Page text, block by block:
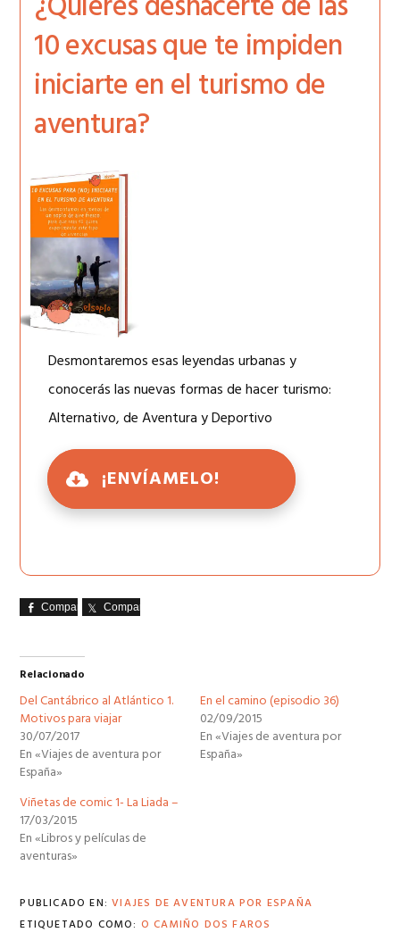
10 excusas que te impiden
iniciarte en el turismo de
aventura?
Desmontaremos esas leyendas urbanas y
conocerás las nuevas formas de hacer turismo:
Alternativo, de Aventura y Deportivo
¡ENVÍAMELO!
Comparte Comparte
Relacionado
Del Cantábrico al Atlántico 1.
Motivos para viajar
30/07/2017
En «Viajes de aventura por
España»
En el camino (episodio 36)
02/09/2015
En «Viajes de aventura por
España»
Viñetas de comic 1- La Liada –
17/03/2015
En «Libros y películas de
aventuras»
PUBLICADO EN:VIAJES DE AVENTURA POR ESPAÑA
ETIQUETADO COMO: O CAMIÑO DOS FAROS